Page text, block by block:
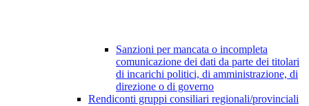
Sanzioni per mancata o incompleta
comunicazione dei dati da parte dei titolari
di incarichi politici, di amministrazione, di
direzione o di governo
Rendiconti gruppi consiliari regionali/provinciali